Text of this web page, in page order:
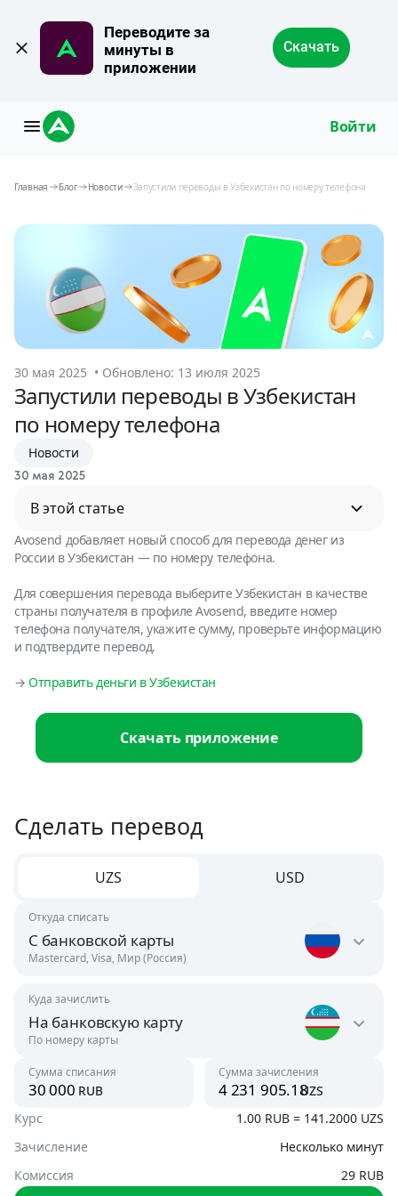
Переводите за
минуты в
приложении
Скачать
Войти
Главная Блог Новости Запустили переводы в Узбекистан по номеру телефона
30 мая 2025 • Обновлено: 13 июля 2025
Запустили переводы в Узбекистан
по номеру телефона
Новости
30 мая 2025
В этой статье
Avosend добавляет новый способ для перевода денег из
России в Узбекистан — по номеру телефона.
Для совершения перевода выберите Узбекистан в качестве
страны получателя в профиле Avosend, введите номер
телефона получателя, укажите сумму, проверьте информацию
и подтвердите перевод.
→Отправить деньги в Узбекистан
Скачать приложение
Сделать перевод
Откуда списать
С банковской карты
Mastercard, Visa, Мир (Россия)
Россия
RUB
Узбекистан
UZS
Куда зачислить
На банковскую карту
По номеру карты
Австрия
Азербайджан
UZS, USD
По номеру телефона
UZS USD
Сумма списания
rub
Сумма зачисления
uzs
Курс
1.00 RUB = 141.2000 UZS
Зачисление
Несколько минут
Комиссия
29 RUB